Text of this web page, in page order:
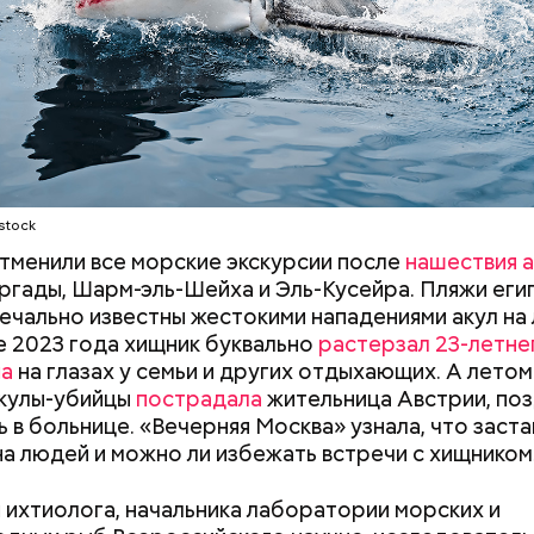
все морские экскурсии после нашествия
Шарм-эль-Шейха и Эль-Кусейра. Пляжи
известны жестокими нападениями акул
2023 года хищник буквально растерзал 23-
на глазах у семьи и других отдыхающих. А
убийцы пострадала жительница Австрии,
в больнице. «Вечерняя Москва» узнала, что
людей и можно ли избежать встречи с
начальника лаборатории морских и
большие, экскурсионные группы
на автобусе. Проезжают вглубь леса,
по одичавшим местам, где начинается самая
дня — прибыльный проект
Как поменять батареи дома и
не получить штраф
Как получить
трудной
претендовать и
документы